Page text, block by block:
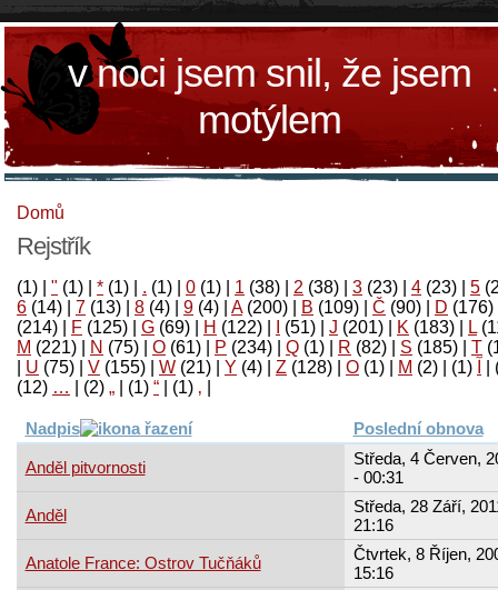
v noci jsem snil, že jsem
motýlem
Domů
Rejstřík
(1) " (1) * (1) . (1) 0 (1) 1 (38) 2 (38) 3 (23) 4 (23) 5
6 (14) 7 (13) 8 (4) 9 (4) A(200) B (109) Č (90) D (176)
(214)
F (125) G (69) H (122) (51) J (201) K (183) L
M (221) N (75) O (61) P (234) Q (1) R (82) S (185) T
U (75) V (155) W (21) Y (4) Z (128) Ο (1) М (2)
(1)
‚
(1)
“
(1)
„
(2)
…
(12)
Nadpis Poslední obnova
Anděl pitvornosti
Středa, 4 Červen,
- 00:31
Anděl
Středa, 28 Září,
21:16
Anatole France: Ostrov Tučňáků
Čtvrtek, 8 Říjen,
15:16